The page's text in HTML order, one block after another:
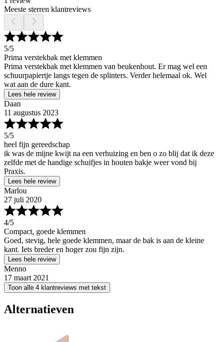
Meeste sterren klantreviews
5/5
Prima verstekbak met klemmen
Prima verstekbak met klemmen van beukenhout. Er mag wel een
schuurpapiertje langs tegen de splinters. Verder helemaal ok. Wel
wat aan de dure kant.
Lees hele review
Daan
11 augustus 2023
5/5
heel fijn gereedschap
ik was de mijne kwijt na een verhuizing en ben o zo blij dat ik deze
zelfde met de handige schuifjes in houten bakje weer vond bij
Praxis.
Lees hele review
Marlou
27 juli 2020
4/5
Compact, goede klemmen
Goed, stevig, hele goede klemmen, maar de bak is aan de kleine
kant. Iets breder en hoger zou fijn zijn.
Lees hele review
Menno
17 maart 2021
Toon alle 4 klantreviews met tekst
Alternatieven